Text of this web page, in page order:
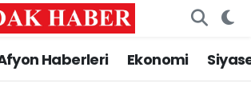
Haberleri Ekonomi
HABERLERİ